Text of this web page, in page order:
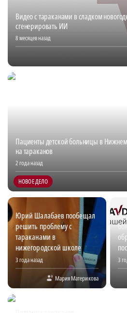
Видео с тараканами в сладком
сгенерировать ИИ
8 месяцев назад
Пациенты детской больницы в
на тараканов
2 года назад
НОВОЕ ДЕЛО
Юрий Шалабаев пообещал
решить проблему с
тараканами в
нижегородской школе
3 года назад
Мария Материкова
В
3